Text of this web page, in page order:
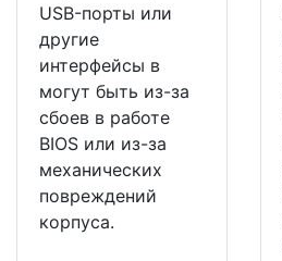
USB-порты или
другие
интерфейсы в
могут быть из-за
сбоев в работе
BIOS или из-за
механических
повреждений
корпуса.